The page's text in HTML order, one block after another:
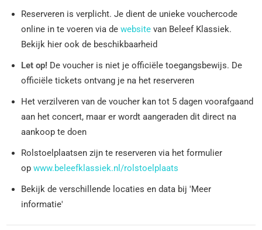
Reserveren is verplicht. Je dient de unieke vouchercode
online in te voeren via dewebsite van Beleef Klassiek.
Bekijk hier ook de beschikbaarheid
Let op! De voucher is niet je officiële toegangsbewijs. De
officiële tickets ontvang je na het reserveren
Het verzilveren van de voucher kan tot 5 dagen voorafgaand
aan het concert, maar er wordt aangeraden dit direct na
aankoop te doen
Rolstoelplaatsen zijn te reserveren via het formulier
opwww.beleefklassiek.nl/rolstoelplaats
Bekijk de verschillende locaties en data bij 'Meer
informatie'